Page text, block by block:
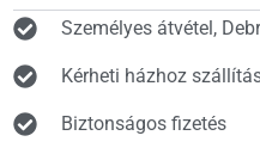
Személyes átvétel,
Kérheti házhoz
Biztonságos fizetés